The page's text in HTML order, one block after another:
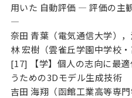
用いた 自動評価 — 評価の主
—
奈田 青葉（電気通信大学）
林 宏樹（雲雀丘学園中学校・
[17] 【学】個人の志向に最
うための3Dモデル生成技術
吉田 海翔（函館工業高等専